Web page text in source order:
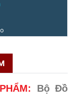
Bộ Đồ